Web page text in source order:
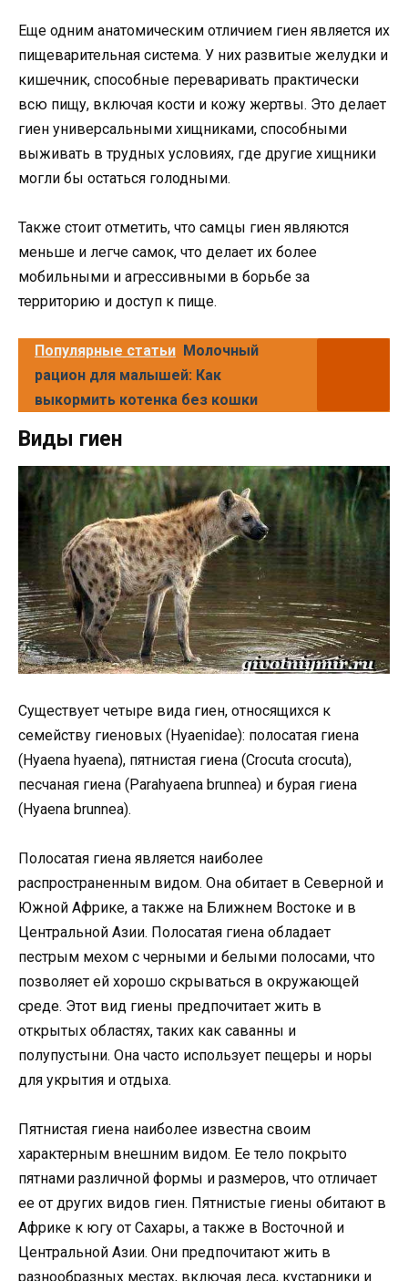
Еще одним анатомическим отличием гиен является их
пищеварительная система. У них развитые желудки и
кишечник, способные переваривать практически
всю пищу, включая кости и кожу жертвы. Это делает
гиен универсальными хищниками, способными
выживать в трудных условиях, где другие хищники
могли бы остаться голодными.
Также стоит отметить, что самцы гиен являются
меньше и легче самок, что делает их более
мобильными и агрессивными в борьбе за
территорию и доступ к пище.
Популярные статьи Молочный
рацион для малышей: Как
выкормить котенка без кошки
Виды гиен
Существует четыре вида гиен, относящихся к
семейству гиеновых (Hyaenidae): полосатая гиена
(Hyaena hyaena), пятнистая гиена (Crocuta crocuta),
песчаная гиена (Parahyaena brunnea) и бурая гиена
(Hyaena brunnea).
Полосатая гиена является наиболее
распространенным видом. Она обитает в Северной и
Южной Африке, а также на Ближнем Востоке и в
Центральной Азии. Полосатая гиена обладает
пестрым мехом с черными и белыми полосами, что
позволяет ей хорошо скрываться в окружающей
среде. Этот вид гиены предпочитает жить в
открытых областях, таких как саванны и
полупустыни. Она часто использует пещеры и норы
для укрытия и отдыха.
Пятнистая гиена наиболее известна своим
характерным внешним видом. Ее тело покрыто
пятнами различной формы и размеров, что отличает
ее от других видов гиен. Пятнистые гиены обитают в
Африке к югу от Сахары, а также в Восточной и
Центральной Азии. Они предпочитают жить в
разнообразных местах, включая леса, кустарники и